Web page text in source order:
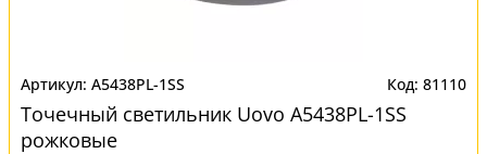
A5438PL-1SS 81110
Точечный светильник Uovo A5438PL-1SS
рожковые